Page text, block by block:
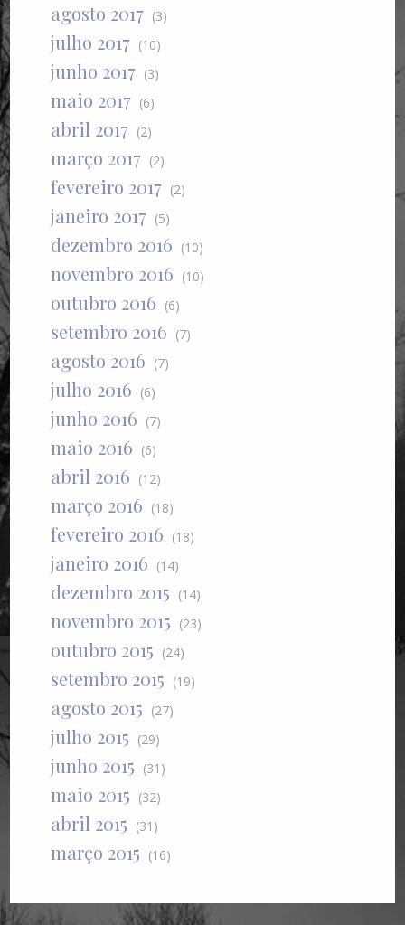
agosto 2017 (3)
julho 2017 (10)
junho 2017 (3)
maio 2017 (6)
abril 2017 (2)
março 2017 (2)
fevereiro 2017 (2)
janeiro 2017 (5)
dezembro 2016 (10)
novembro 2016 (10)
outubro 2016 (6)
setembro 2016 (7)
agosto 2016 (7)
julho 2016 (6)
junho 2016 (7)
maio 2016 (6)
abril 2016 (12)
março 2016 (18)
fevereiro 2016 (18)
janeiro 2016 (14)
dezembro 2015 (14)
novembro 2015 (23)
outubro 2015 (24)
setembro 2015 (19)
agosto 2015 (27)
julho 2015 (29)
junho 2015 (31)
maio 2015 (32)
abril 2015 (31)
março 2015 (16)